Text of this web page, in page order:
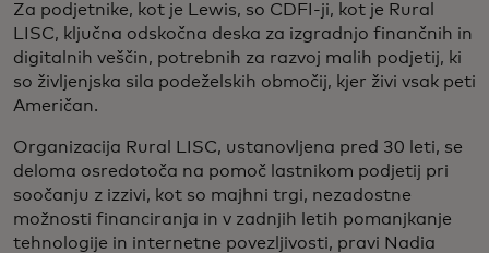
Za podjetnike, kot je Lewis, so CDFI-ji, kot je Rural
LISC, ključna odskočna deska za izgradnjo finančnih in
digitalnih veščin, potrebnih za razvoj malih podjetij, ki
so življenjska sila podeželskih območij, kjer živi vsak peti
Američan.
Organizacija Rural LISC, ustanovljena pred 30 leti, se
deloma osredotoča na pomoč lastnikom podjetij pri
soočanju z izzivi, kot so majhni trgi, nezadostne
možnosti financiranja in v zadnjih letih pomanjkanje
tehnologije in internetne povezljivosti, pravi Nadia